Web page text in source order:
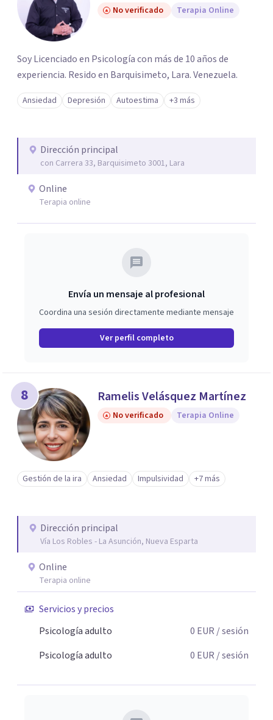
No verificado Terapia Online
Soy Licenciado en Psicología con más de 10 años de
experiencia. Resido en Barquisimeto, Lara. Venezuela.
Ansiedad Depresión Autoestima +3 más
Dirección principal
con Carrera 33, Barquisimeto 3001, Lara
Online
Terapia online
Envía un mensaje al profesional
Coordina una sesión directamente mediante mensaje
Ver perfil completo
8 Ramelis Velásquez Martínez
No verificado Terapia Online
Gestión de la ira Ansiedad Impulsividad +7 más
Dirección principal
Vía Los Robles - La Asunción, Nueva Esparta
Online
Terapia online
Servicios y precios
Psicología adulto
0 EUR / sesión
Psicología adulto
0 EUR / sesión